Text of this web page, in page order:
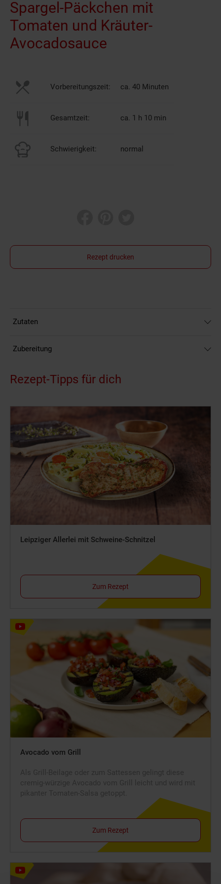
Spargel-Päckchen mit
Tomaten und Kräuter-
Avocadosauce
Vorbereitungszeit: ca. 40 Minuten
Gesamtzeit: ca. 1 h 10 min
Schwierigkeit: normal
Rezept drucken
Zutaten
Zubereitung
Rezept-Tipps für dich
Leipziger Allerlei mit Schweine-Schnitzel
Zum Rezept
Avocado vom Grill
Zum Rezept